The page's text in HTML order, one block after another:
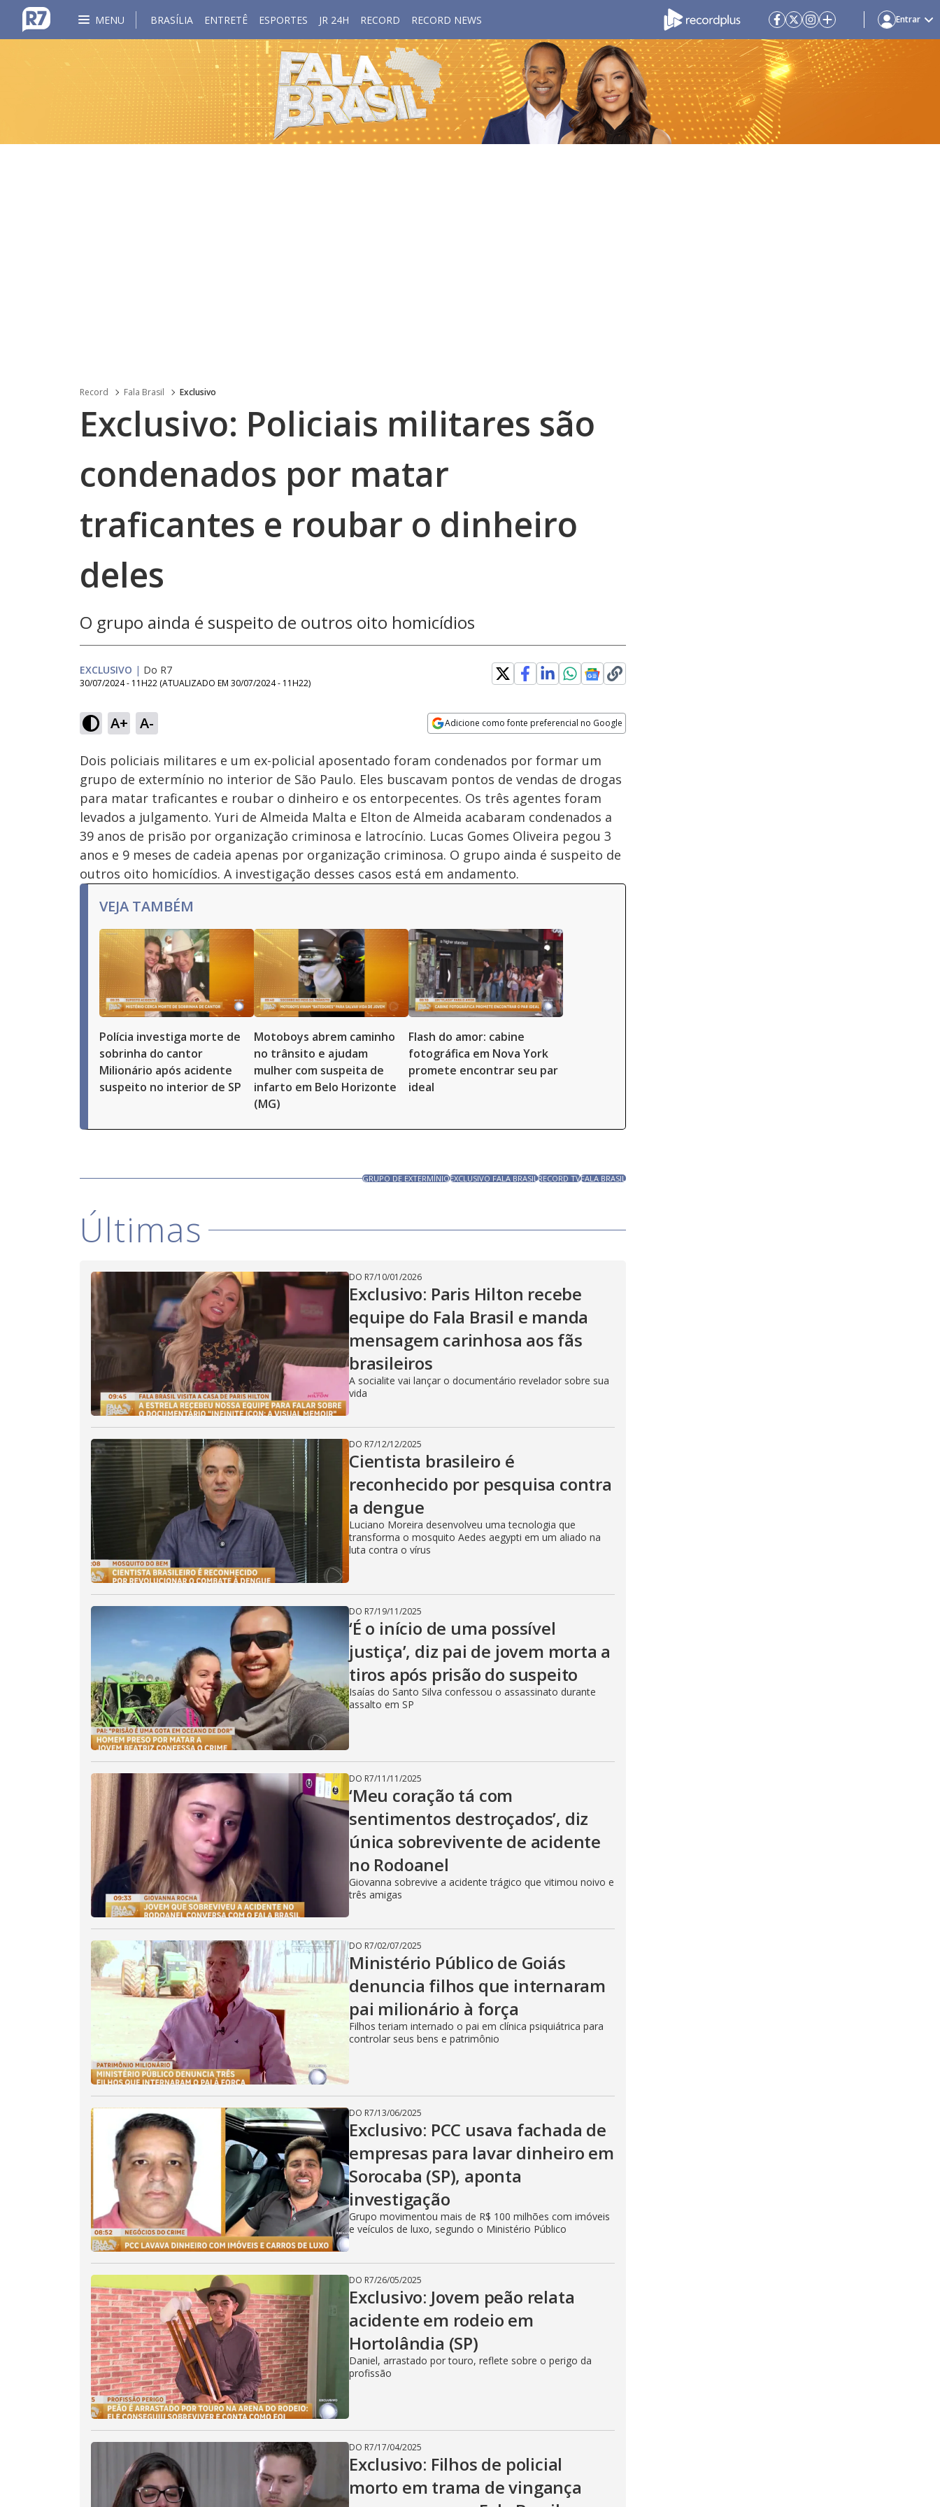
MENU BRASÍLIA ENTRETÊ ESPORTES JR 24H RECORD RECORD NEWS Entrar
Record Fala Brasil Exclusivo
Exclusivo: Policiais militares são
condenados por matar
traficantes e roubar o dinheiro
deles
O grupo ainda é suspeito de outros oito homicídios
EXCLUSIVO | Do R7
30/07/2024 - 11H22 (ATUALIZADO EM 30/07/2024 - 11H22)
A+ A- Adicione como fonte preferencial no Google
Ativar
Som
20.30%
Velocidade
Dois policiais militares e um ex-policial aposentado foram condenados por formar um
grupo de extermínio no interior de São Paulo. Eles buscavam pontos de vendas de drogas
para matar traficantes e roubar o dinheiro e os entorpecentes. Os três agentes foram
levados a julgamento. Yuri de Almeida Malta e Elton de Almeida acabaram condenados a
39 anos de prisão por organização criminosa e latrocínio. Lucas Gomes Oliveira pegou 3
anos e 9 meses de cadeia apenas por organização criminosa. O grupo ainda é suspeito de
outros oito homicídios. A investigação desses casos está em andamento.
VEJA TAMBÉM
Polícia investiga morte de
sobrinha do cantor
Milionário após acidente
suspeito no interior de SP
Motoboys abrem caminho
no trânsito e ajudam
mulher com suspeita de
infarto em Belo Horizonte
(MG)
Flash do amor: cabine
fotográfica em Nova York
promete encontrar seu par
ideal
GRUPO DE EXTERMÍNIOEXCLUSIVO FALA BRASILRECORD TVFALA BRASIL
Últimas
DO R7/10/01/2026
Exclusivo: Paris Hilton recebe
equipe do Fala Brasil e manda
mensagem carinhosa aos fãs
brasileiros
A socialite vai lançar o documentário revelador sobre sua
vida
DO R7/12/12/2025
Cientista brasileiro é
reconhecido por pesquisa contra
a dengue
Luciano Moreira desenvolveu uma tecnologia que
transforma o mosquito Aedes aegypti em um aliado na
luta contra o vírus
DO R7/19/11/2025
‘É o início de uma possível
justiça’, diz pai de jovem morta a
tiros após prisão do suspeito
Isaías do Santo Silva confessou o assassinato durante
assalto em SP
DO R7/11/11/2025
‘Meu coração tá com
sentimentos destroçados’, diz
única sobrevivente de acidente
no Rodoanel
Giovanna sobrevive a acidente trágico que vitimou noivo e
três amigas
DO R7/02/07/2025
Ministério Público de Goiás
denuncia filhos que internaram
pai milionário à força
Filhos teriam internado o pai em clínica psiquiátrica para
controlar seus bens e patrimônio
DO R7/13/06/2025
Exclusivo: PCC usava fachada de
empresas para lavar dinheiro em
Sorocaba (SP), aponta
investigação
Grupo movimentou mais de R$ 100 milhões com imóveis
e veículos de luxo, segundo o Ministério Público
DO R7/26/05/2025
Exclusivo: Jovem peão relata
acidente em rodeio em
Hortolândia (SP)
Daniel, arrastado por touro, reflete sobre o perigo da
profissão
DO R7/17/04/2025
Exclusivo: Filhos de policial
morto em trama de vingança